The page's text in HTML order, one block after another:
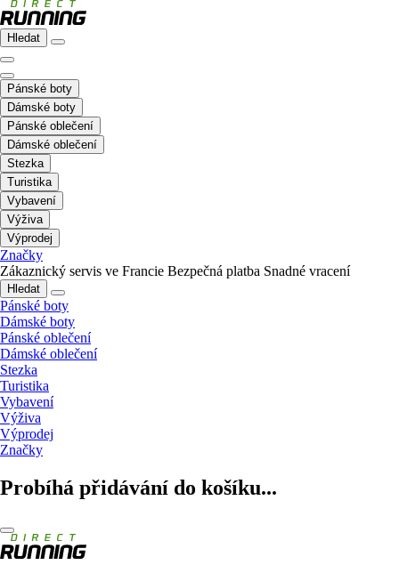
Hledat
Pánské boty
Dámské boty
Pánské oblečení
Dámské oblečení
Stezka
Turistika
Vybavení
Výživa
Výprodej
Značky
Zákaznický servis ve Francie Bezpečná platba Snadné vracení
Hledat
Pánské boty
Dámské boty
Pánské oblečení
Dámské oblečení
Stezka
Turistika
Vybavení
Výživa
Výprodej
Značky
Probíhá přidávání do košíku...